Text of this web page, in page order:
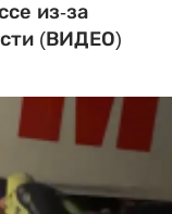
из-за
(ВИДЕО)